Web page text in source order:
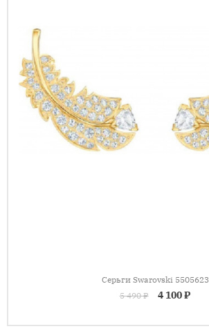
Серьги Swarovski 5505623
5 490 ₽
4 100 ₽